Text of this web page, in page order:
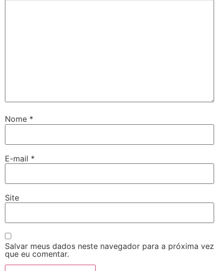
Nome *
E-mail *
Site
Salvar meus dados neste navegador para a próxima vez
que eu comentar.